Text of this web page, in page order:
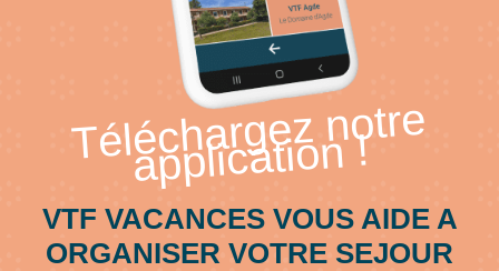
Téléchargez notre
application !
VTF VACANCES VOUS AIDE A
ORGANISER VOTRE SEJOUR